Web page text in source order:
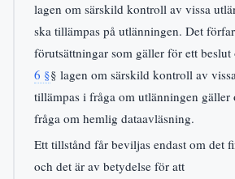
lagen om särskild kontroll av vissa
ska tillämpas på utlänningen. Det
förutsättningar som gäller för ett
6 §§ lagen om särskild kontroll av
tillämpas i fråga om utlänningen gäller
fråga om hemlig dataavläsning.
Ett tillstånd får beviljas endast om det
och det är av betydelse för att